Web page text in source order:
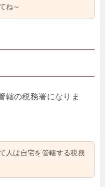
ね～
轄の税務署になりま
人は自宅を管轄する税務